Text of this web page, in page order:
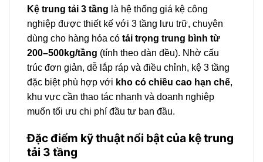
Kệ trung tải 3 tầng là hệ thống giá kệ công
nghiệp được thiết kế với 3 tầng lưu trữ, chuyên
dùng cho hàng hóa có tải trọng trung bình từ
200–500kg/tầng (tính theo dàn đều). Nhờ cấu
trúc đơn giản, dễ lắp ráp và điều chỉnh, kệ 3 tầng
đặc biệt phù hợp với kho có chiều cao hạn chế,
khu vực cần thao tác nhanh và doanh nghiệp
muốn tối ưu chi phí đầu tư ban đầu.
Đặc điểm kỹ thuật nổi bật của kệ trung
tải 3 tầng